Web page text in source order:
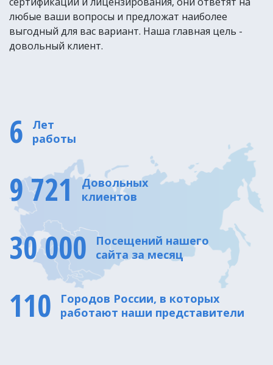
любые ваши вопросы и предложат наиболее
выгодный для вас вариант. Наша главная цель -
довольный клиент.
6
Лет
работы
9 721
Довольных
клиентов
30 000
Посещений нашего
сайта за месяц
110
Городов России, в которых
работают наши представители